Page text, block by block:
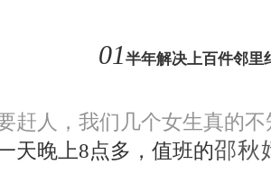
01 半年解决上百件邻里
赶人，我们几个女生真的
天晚上8点多，值班的邵秋